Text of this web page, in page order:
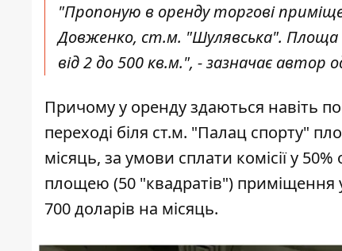
"Пропоную в оренду торгові
Довженко, ст.м. "Шулявська". Площа
від 2 до 500 кв.м.", - зазначає автор
Причому у оренду здаються навіть
переході біля ст.м. "Палац спорту"
місяць, за умови сплати комісії у
площею (50 "квадратів") приміщення
700 доларів на місяць.